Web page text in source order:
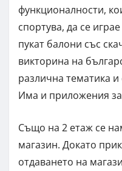
функционалности,
спортува, да се
пукат балони със
викторина на
различна тематика и
Има и приложения
Също на 2 етаж се
магазин. Докато
отдаването на